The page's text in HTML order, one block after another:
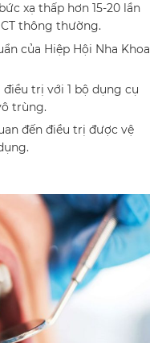
xạ thấp hơn 15-20 lần
thông thường.
của Hiệp Hội Nha Khoa
trị với 1 bộ dụng cụ
trùng.
đến điều trị được vệ